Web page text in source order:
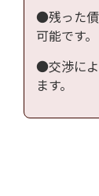
●残った債
可能です。
●交渉によ
ます。